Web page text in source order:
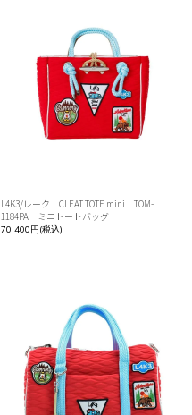
L4K3/レーク CLEAT TOTE mini TOM-
1184PA ミニトートバッグ
70,400円(税込)